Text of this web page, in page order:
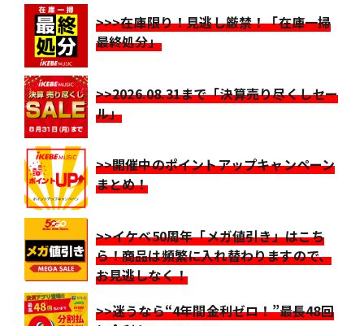
>>>在庫限り！見逃し厳禁！「在庫一掃
最終処分」
>>2026.08.31まで「決算売り尽くしセー
ル」
>>開催中のポイントアップキャンペーン
まとめ！
>>イケベ50周年「メガ値引き」はこち
ら！商品は頻繁に入れ替わりますので、
お見逃しなく！
>>迷うなら“4年間金利ゼロ！”最長48回